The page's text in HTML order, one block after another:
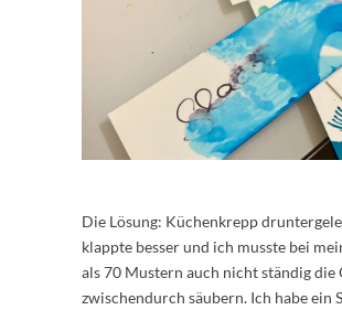
Die Lösung: Küchenkrepp
klappte besser und ich musste bei
als 70 Mustern auch nicht ständig die
zwischendurch säubern. Ich habe ein